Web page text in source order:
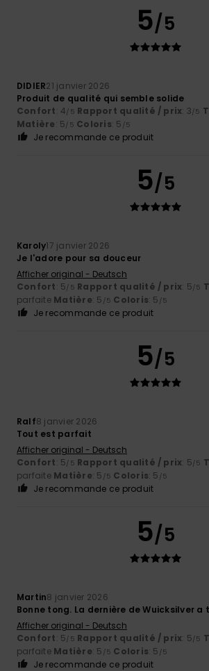
5/5
DIDIER21 janvier 2026
Produit de qualité qui semble solide
Confort: 4/5 Rapport qualité / prix: 3/5
Matière: 5/5 Coloris: 5 /5
Je recommande ce produit
5/5
Karoly17 janvier 2026
Je l'adore pour sa douceur
Afficher original - Deutsch
Confort: 5/5 Rapport qualité / prix: 5/5
parfaite Matière: 5 /5 Coloris: 5 /5
Je recommande ce produit
5/5
Ralf8 janvier 2026
Tout est parfait
Afficher original - Deutsch
Confort: 5/5 Rapport qualité / prix: 5/5
parfaite Matière: 5 /5 Coloris: 5 /5
Je recommande ce produit
5/5
Martin8 janvier 2026
Bonne tong. La dernière de Wuicksilver a
Afficher original - Deutsch
Confort: 5/5 Rapport qualité / prix: 5/5
parfaite Matière: 5 /5 Coloris: 5 /5
Je recommande ce produit